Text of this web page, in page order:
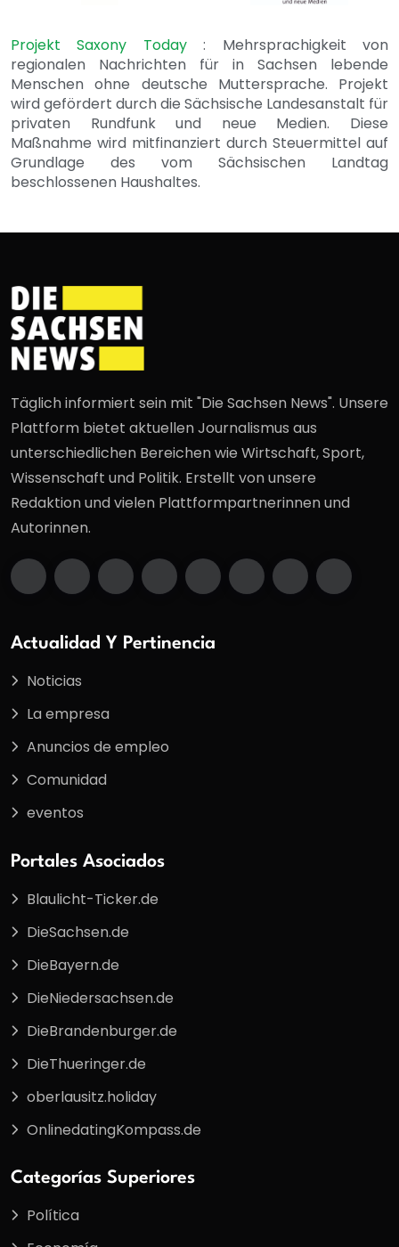
Projekt Saxony Today: Mehrsprachigkeit von
regionalen Nachrichten für in Sachsen lebende
Menschen ohne deutsche Muttersprache. Projekt
wird gefördert durch die Sächsische Landesanstalt für
privaten Rundfunk und neue Medien. Diese
Maßnahme wird mitfinanziert durch Steuermittel auf
Grundlage des vom Sächsischen Landtag
beschlossenen Haushaltes.
Täglich informiert sein mit "Die Sachsen News". Unsere
Plattform bietet aktuellen Journalismus aus
unterschiedlichen Bereichen wie Wirtschaft, Sport,
Wissenschaft und Politik. Erstellt von unsere
Redaktion und vielen Plattformpartnerinnen und
Autorinnen.
Actualidad Y Pertinencia
Noticias
La empresa
Anuncios de empleo
Comunidad
eventos
Portales Asociados
Blaulicht-Ticker.de
DieSachsen.de
DieBayern.de
DieNiedersachsen.de
DieBrandenburger.de
DieThueringer.de
oberlausitz.holiday
OnlinedatingKompass.de
Categorías Superiores
Política